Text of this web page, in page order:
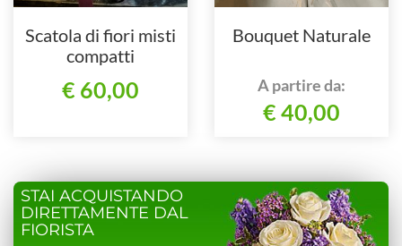
Scatola di fiori misti
compatti
€ 60,00
Bouquet Naturale
A partire da:
€ 40,00
STAI ACQUISTANDO
DIRETTAMENTE DAL
FIORISTA